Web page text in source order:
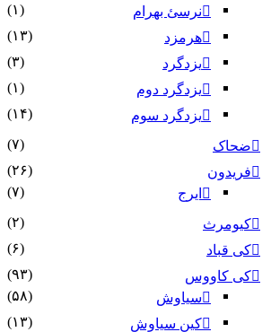
نرسئ بهرام‏
(۱)
هرمزد
(۱۳)
یزدگرد
(۳)
یزدگرد دوم
(۱)
یزدگرد سوم
(۱۴)
ضحاک
(۷)
فریدون
(۲۶)
ایرج
(۷)
کیومرث
(۲)
کی قباد
(۶)
کی کاووس
(۹۳)
سیاوش
(۵۸)
کین سیاوش
(۱۳)